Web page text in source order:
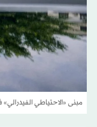
مبنى «الاحتياطي